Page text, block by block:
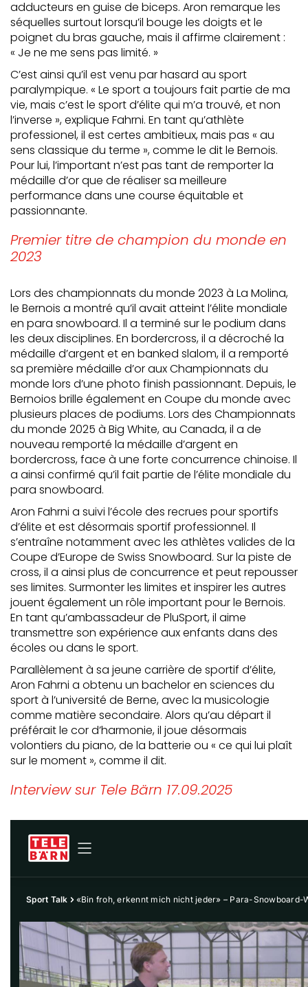
adducteurs en guise de biceps. Aron remarque les
séquelles surtout lorsqu’il bouge les doigts et le
poignet du bras gauche, mais il affirme clairement :
« Je ne me sens pas limité. »
C’est ainsi qu’il est venu par hasard au sport
paralympique. « Le sport a toujours fait partie de ma
vie, mais c’est le sport d’élite qui m’a trouvé, et non
l’inverse », explique Fahrni. En tant qu’athlète
professionel, il est certes ambitieux, mais pas « au
sens classique du terme », comme le dit le Bernois.
Pour lui, l’important n’est pas tant de remporter la
médaille d’or que de réaliser sa meilleure
performance dans une course équitable et
passionnante.
Premier titre de champion du monde en
2023
Lors des championnats du monde 2023 à La Molina,
le Bernois a montré qu’il avait atteint l’élite mondiale
en para snowboard. Il a terminé sur le podium dans
les deux disciplines. En bordercross, il a décroché la
médaille d’argent et en banked slalom, il a remporté
sa première médaille d’or aux Championnats du
monde lors d’une photo finish passionnant. Depuis, le
Bernoios brille également en Coupe du monde avec
plusieurs places de podiums. Lors des Championnats
du monde 2025 à Big White, au Canada, il a de
nouveau remporté la médaille d’argent en
bordercross, face à une forte concurrence chinoise. Il
a ainsi confirmé qu’il fait partie de l’élite mondiale du
para snowboard.
Aron Fahrni a suivi l’école des recrues pour sportifs
d’élite et est désormais sportif professionnel. Il
s’entraîne notamment avec les athlètes valides de la
Coupe d’Europe de Swiss Snowboard. Sur la piste de
cross, il a ainsi plus de concurrence et peut repousser
ses limites. Surmonter les limites et inspirer les autres
jouent également un rôle important pour le Bernois.
En tant qu’ambassadeur de PluSport, il aime
transmettre son expérience aux enfants dans des
écoles ou dans le sport.
Parallèlement à sa jeune carrière de sportif d’élite,
Aron Fahrni a obtenu un bachelor en sciences du
sport à l’université de Berne, avec la musicologie
comme matière secondaire. Alors qu’au départ il
préférait le cor d’harmonie, il joue désormais
volontiers du piano, de la batterie ou « ce qui lui plaît
sur le moment », comme il dit.
Interview sur Tele Bärn 17.09.2025